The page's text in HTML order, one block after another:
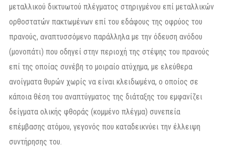
μεταλλικού δικτυωτού πλέγματος στηριγμένου επί μεταλλικών
ορθοστατών πακτωμένων επί του εδάφους της οφρύος του
πρανούς, αναπτυσσόμενο παράλληλα με την όδευση ανόδου
(μονοπάτι) που οδηγεί στην περιοχή της στέψης του πρανούς
επί της οποίας συνέβη το μοιραίο ατύχημα, με ελεύθερα
ανοίγματα θυρών χωρίς να είναι κλειδωμένα, ο οποίος σε
κάποια θέση του αναπτύγματος της διάταξης του εμφανίζει
δείγματα ολικής φθοράς (κομμένο πλέγμα) συνεπεία
επέμβασης ατόμου, γεγονός που καταδεικνύει την έλλειψη
συντήρησης του.